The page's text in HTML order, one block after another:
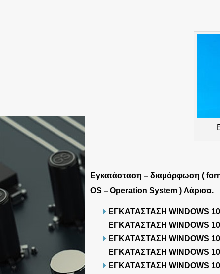
Εγκατάσταση – διαμόρφωση (
OS – Operation System ) Λάρισα.
ΕΓΚΑΤΑΣΤΑΣΗ WINDOWS 10
ΕΓΚΑΤΑΣΤΑΣΗ WINDOWS 10
ΕΓΚΑΤΑΣΤΑΣΗ WINDOWS 10
ΕΓΚΑΤΑΣΤΑΣΗ WINDOWS 10
ΕΓΚΑΤΑΣΤΑΣΗ WINDOWS 10